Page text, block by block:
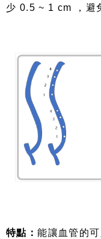
少 0.5 ~ 1 cm ，避
特點：能讓血管的